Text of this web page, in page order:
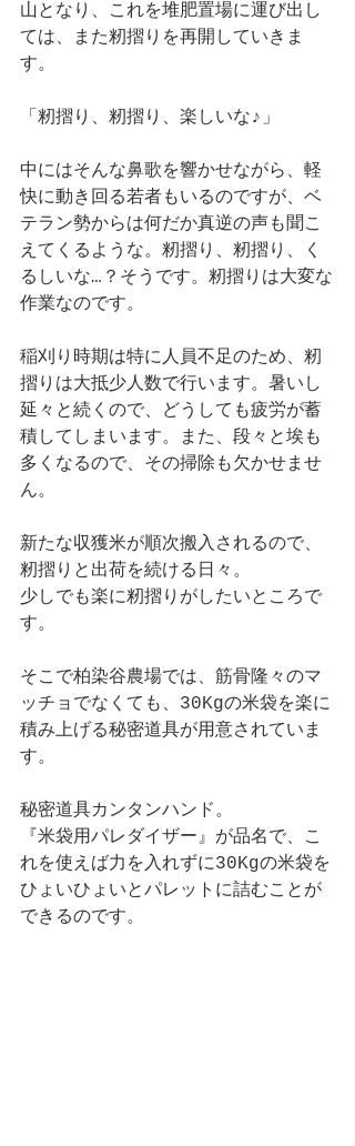
山となり、これを堆肥置場に運び出し
ては、また籾摺りを再開していきま
す。
「籾摺り、籾摺り、楽しいな♪」
中にはそんな鼻歌を響かせながら、軽
快に動き回る若者もいるのですが、ベ
テラン勢からは何だか真逆の声も聞こ
えてくるような。籾摺り、籾摺り、く
るしいな…？そうです。籾摺りは大変な
作業なのです。
稲刈り時期は特に人員不足のため、籾
摺りは大抵少人数で行います。暑いし
延々と続くので、どうしても疲労が蓄
積してしまいます。また、段々と埃も
多くなるので、その掃除も欠かせませ
ん。
新たな収獲米が順次搬入されるので、
籾摺りと出荷を続ける日々。
少しでも楽に籾摺りがしたいところで
す。
そこで柏染谷農場では、筋骨隆々のマ
ッチョでなくても、30Kgの米袋を楽に
積み上げる秘密道具が用意されていま
す。
秘密道具カンタンハンド。
『米袋用パレダイザー』が品名で、こ
れを使えば力を入れずに30Kgの米袋を
ひょいひょいとパレットに詰むことが
できるのです。